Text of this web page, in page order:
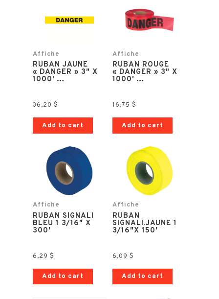
Affiche
RUBAN JAUNE
« DANGER » 3″ X
1000′ …
36,20 $
Add to cart
Affiche
RUBAN ROUGE
« DANGER » 3″ X
1000′ …
16,75$
Add to cart
Affiche
RUBAN SIGNALI
BLEU 1 3/16″ X
300′
6,29 $
Add to cart
Affiche
RUBAN
SIGNALI.JAUNE 1
3/16″X 150′
6,09$
Add to cart